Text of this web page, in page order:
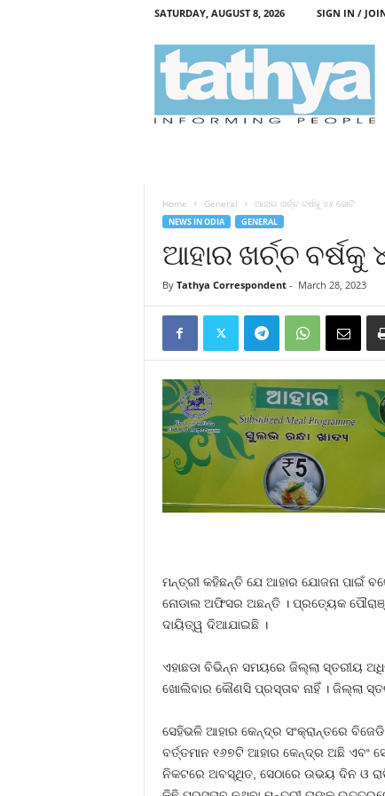
SATURDAY, AUGUST 8, 2026 SIGN IN /
Home General ଆହାର ଖର୍ଚ୍ଚ ବର୍ଷକୁ ୪୫ କୋଟି
NEWS IN ODIA GENERAL
ଆହାର ଖର୍ଚ୍ଚ ବର୍ଷକୁ
By Tathya Correspondent- March 28, 2023
ମନ୍ତ୍ରୀ କହିଛନ୍ତି ଯେ ଆହାର ଯୋଜନା ପାଇଁ
ନୋଡାଲ ଅଫିସର ଅଛନ୍ତି । ପ୍ରତ୍ୟେକ
ଦାୟିତ୍ୱ ଦିଆଯାଇଛି ।
ଏହାଛଡା ବିଭିନ୍ନ ସମୟରେ ଜିଲ୍ଲା ସ୍ତରୀୟ
ଖୋଲିବାର କୌଣସି ପ୍ରସ୍ତାବ ନାହିଁ । ଜିଲ୍ଲା
ସେହିଭଳି ଆହାର କେନ୍ଦ୍ର ସଂକ୍ରାନ୍ତରେ
ବର୍ତ୍ତମାନ ୧୬୭ଟି ଆହାର କେନ୍ଦ୍ର ଅଛି ଏବଂ
ନିକଟରେ ଅବସ୍ଥିତ, ସେଠାରେ ଉଭୟ ଦିନ ଓ